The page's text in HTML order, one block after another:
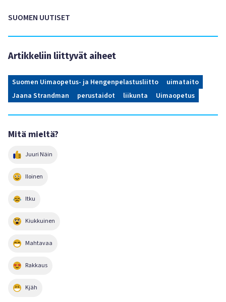
SUOMEN UUTISET
Artikkeliin liittyvät aiheet
Suomen Uimaopetus- ja Hengenpelastusliitto
uimataito
Jaana Strandman
perustaidot liikunta Uimaopetus
Mitä mieltä?
Juuri Näin
Iloinen
Itku
Kiukkuinen
Mahtavaa
Rakkaus
Kjäh